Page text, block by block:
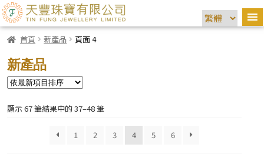
首頁 新產品 頁面 4
新產品
顯示 67 筆結果中的 37–48 筆
1 2 3 4 5 6